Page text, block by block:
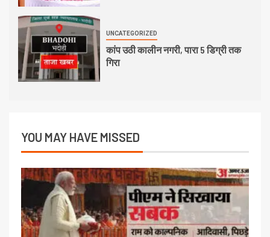
UNCATEGORIZED
कांप उठी कालीन नगरी, पारा 5 डिग्री तक
गिरा
YOU MAY HAVE MISSED